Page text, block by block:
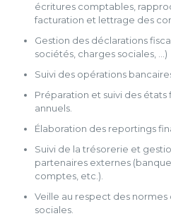
écritures comptables,
facturation et lettrage des
Gestion des déclarations
sociétés, charges sociales, …)
Suivi des opérations
Préparation et suivi des états
annuels.
Élaboration des reportings
Suivi de la trésorerie et
partenaires externes
comptes, etc.).
Veille au respect des
sociales.